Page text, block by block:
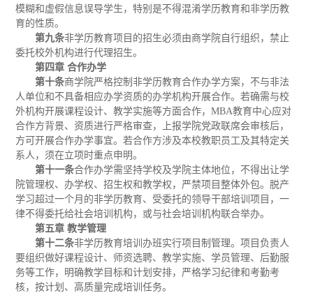
模糊和虚假信息误导学生，特别是不得混淆学历教育和非学历教
育的性质。
第九条非学历教育项目的招生必须由商学院自行组织，禁止
委托校外机构进行代理招生。
第四章 合作办学
第十条商学院严格控制非学历教育合作办学方案，不与非法
人单位和不具备相应办学资质的办学机构开展合作。若确需与校
外机构开展课程设计、教学实施等方面合作，MBA教育中心应对
合作方背景、资质进行严格审查，上报学院党政联席会审核后，
方可开展合作办学事宜。若合作方涉及本校教职员工及其特定关
系人，须在立项时重点申明。
第十一条合作办学需坚持学校及学院主体地位，不得出让学
院管理权、办学权、招生权和教学权，严禁项目整体外包。脱产
学习超过一个月的非学历教育、受委托的领导干部培训项目，一
律不得委托给社会培训机构，或与社会培训机构联合举办。
第五章 教学管理
第十二条非学历教育培训办班实行项目制管理。项目负责人
要组织做好课程设计、师资选聘、教学实施、学员管理、后勤服
务等工作，明确教学目标和计划安排，严格学习纪律和考勤考
核，按计划、高质量完成培训任务。